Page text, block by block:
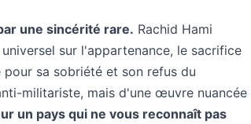
une sincérité rare. Rachid Hami
sur l'appartenance, le sacrifice
sa sobriété et son refus du
militariste, mais d'une œuvre nuancée
un pays qui ne vous reconnaît pas